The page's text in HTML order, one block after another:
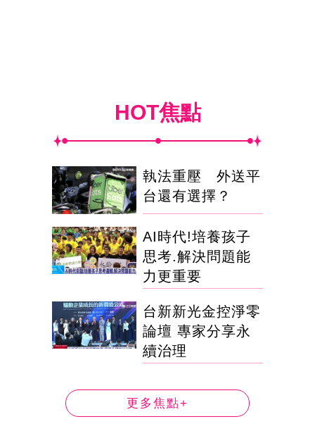
HOT焦點
執法重壓 外送平
台還有選擇？
AI時代!培養孩子
思考.解決問題能
力更重要
台新新光金控淨零
論壇 專家分享永
續治理
更多焦點+